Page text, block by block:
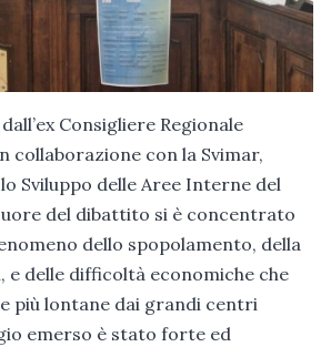
Consigliere Regionale
collaborazione con la Svimar,
Sviluppo delle Aree Interne del
del dibattito si è concentrato
dello spopolamento, della
e delle difficoltà economiche che
più lontane dai grandi centri
emerso è stato forte ed